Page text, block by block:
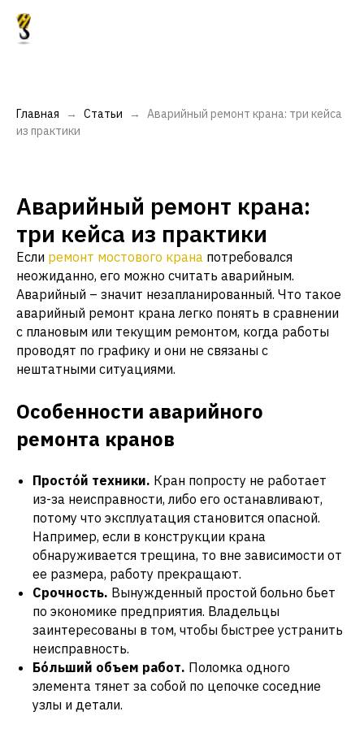
Главная Статьи
Аварийный ремонт крана: три кейса
из практики
Аварийный ремонт крана:
три кейса из практики
Если ремонт мостового крана потребовался
неожиданно, его можно считать аварийным.
Аварийный – значит незапланированный. Что такое
аварийный ремонт крана легко понять в сравнении
с плановым или текущим ремонтом, когда работы
проводят по графику и они не связаны с
нештатными ситуациями.
Особенности аварийного
ремонта кранов
Простóй техники. Кран попросту не работает
из-за неисправности, либо его останавливают,
потому что эксплуатация становится опасной.
Например, если в конструкции крана
обнаруживается трещина, то вне зависимости от
ее размера, работу прекращают.
Срочность. Вынужденный простой больно бьет
по экономике предприятия. Владельцы
заинтересованы в том, чтобы быстрее устранить
неисправность.
Бóльший объем работ. Поломка одного
элемента тянет за собой по цепочке соседние
узлы и детали.